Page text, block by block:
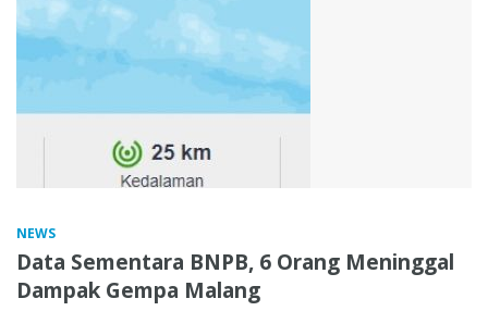
NEWS
Data Sementara BNPB, 6 Orang Meninggal
Dampak Gempa Malang